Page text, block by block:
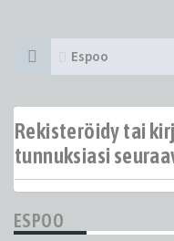
Espoo
Rekisteröidy tai
tunnuksiasi
ESPOO